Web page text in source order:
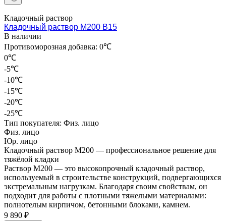
Кладочный раствор
Кладочный раствор М200 В15
В наличии
Противоморозная добавка: 0℃
0℃
-5℃
-10℃
-15℃
-20℃
-25℃
Тип покупателя: Физ. лицо
Физ. лицо
Юр. лицо
Кладочный раствор М200 — профессиональное решение для
тяжёлой кладки
Раствор М200 — это высокопрочный кладочный раствор,
используемый в строительстве конструкций, подвергающихся
экстремальным нагрузкам. Благодаря своим свойствам, он
подходит для работы с плотными тяжелыми материалами:
полнотелым кирпичом, бетонными блоками, камнем.
9 890 ₽